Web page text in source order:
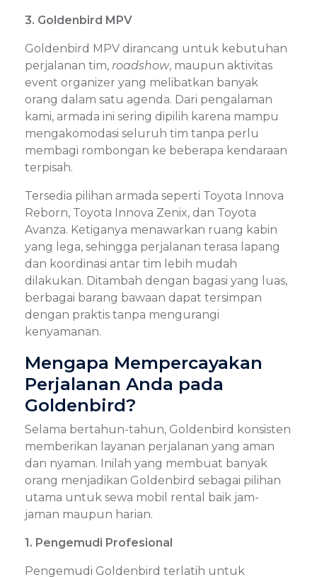
3. Goldenbird MPV
Goldenbird MPV dirancang untuk kebutuhan
perjalanan tim, roadshow, maupun aktivitas
event organizer yang melibatkan banyak
orang dalam satu agenda. Dari pengalaman
kami, armada ini sering dipilih karena mampu
mengakomodasi seluruh tim tanpa perlu
membagi rombongan ke beberapa kendaraan
terpisah.
Tersedia pilihan armada seperti Toyota Innova
Reborn, Toyota Innova Zenix, dan Toyota
Avanza. Ketiganya menawarkan ruang kabin
yang lega, sehingga perjalanan terasa lapang
dan koordinasi antar tim lebih mudah
dilakukan. Ditambah dengan bagasi yang luas,
berbagai barang bawaan dapat tersimpan
dengan praktis tanpa mengurangi
kenyamanan.
Mengapa Mempercayakan
Perjalanan Anda pada
Goldenbird?
Selama bertahun-tahun, Goldenbird konsisten
memberikan layanan perjalanan yang aman
dan nyaman. Inilah yang membuat banyak
orang menjadikan Goldenbird sebagai pilihan
utama untuk sewa mobil rental baik jam-
jaman maupun harian.
1. Pengemudi Profesional
Pengemudi Goldenbird terlatih untuk